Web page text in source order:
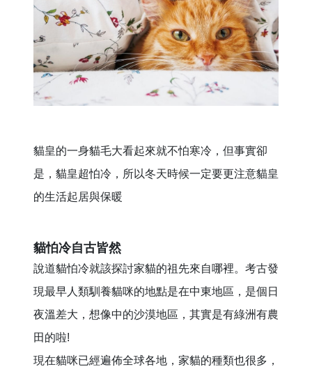
貓皇的一身貓毛大看起來就不怕寒冷，但事實卻
是，貓皇超怕冷，所以冬天時候一定要更注意貓皇
的生活起居與保暖
貓怕冷自古皆然
說道貓怕冷就該探討家貓的祖先來自哪裡。考古發
現最早人類馴養貓咪的地點是在中東地區，是個日
夜溫差大，想像中的沙漠地區，其實是有綠洲有農
田的啦!
現在貓咪已經遍佈全球各地，家貓的種類也很多，